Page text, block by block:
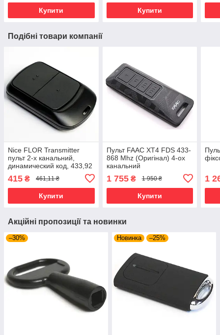
Купити Купити
Подібні товари компанії
Nice FLOR Transmitter
пульт 2-х канальний,
динамический код, 433,92
415 ₴ 461,11 ₴
Купити
Пульт FAAC XT4 FDS 433-
868 Mhz (Оригінал) 4-ох
канальний
1 755₴ 1 950 ₴
Купити
1
Акційні пропозиції та новинки
–30% Новинка –25%